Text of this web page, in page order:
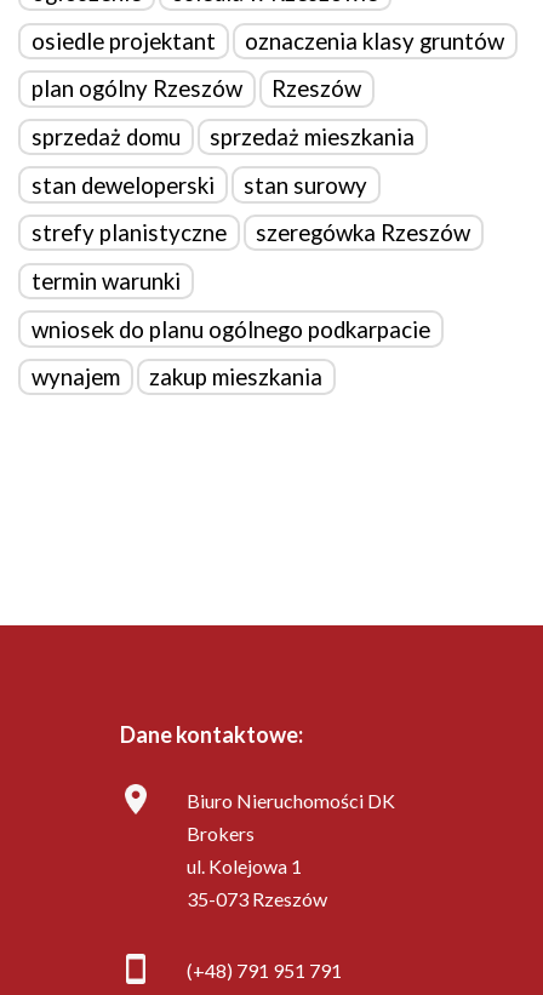
osiedle projektant
oznaczenia klasy gruntów
plan ogólny Rzeszów
Rzeszów
sprzedaż domu
sprzedaż mieszkania
stan deweloperski
stan surowy
strefy planistyczne
szeregówka Rzeszów
termin warunki
wniosek do planu ogólnego podkarpacie
wynajem
zakup mieszkania
Dane kontaktowe:
Biuro Nieruchomości DK
Brokers
ul. Kolejowa 1
35-073 Rzeszów
(+48) 791 951 791